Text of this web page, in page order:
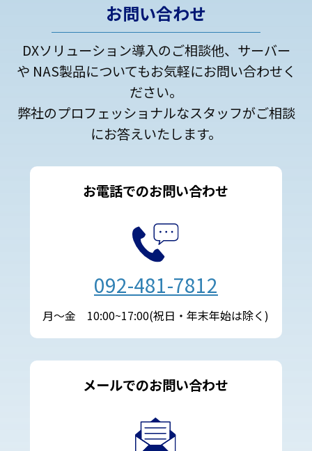
お問い合わせ
DXソリューション導入のご相談他、サーバー
や NAS製品についてもお気軽にお問い合わせく
ださい。
弊社のプロフェッショナルなスタッフがご相談
にお答えいたします。
お電話でのお問い合わせ
092-481-7812
月～金 10:00~17:00(祝日・年末年始は除く)
メールでのお問い合わせ